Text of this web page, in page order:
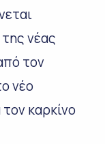
νέας
τον
νέο
καρκίνο